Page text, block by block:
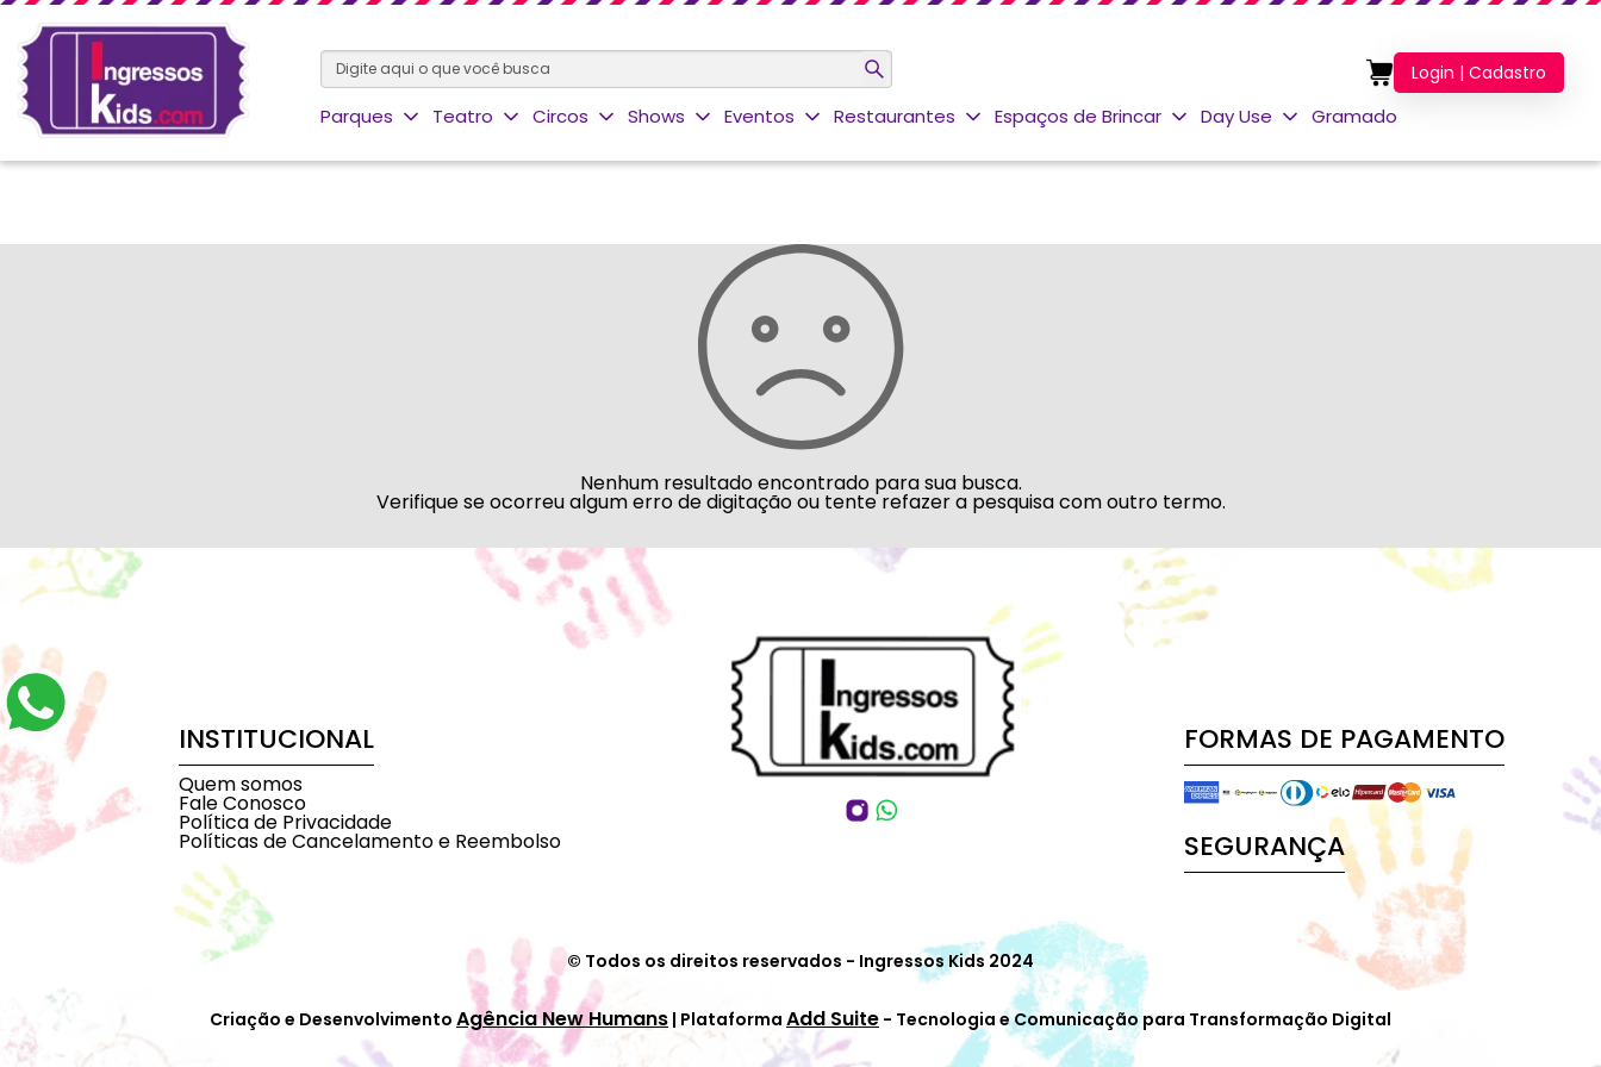
Parques Teatro Circos Shows Eventos Restaurantes Espaços de Brincar Day Use Gramado
Login | Cadastro
Nenhum resultado encontrado para sua busca.
Verifique se ocorreu algum erro de digitação ou tente refazer a pesquisa com outro termo.
INSTITUCIONAL
Quem somos
Fale Conosco
Política de Privacidade
Políticas de Cancelamento e Reembolso
FORMAS DE PAGAMENTO
SEGURANÇA
© Todos os direitos reservados - Ingressos Kids 2024
Criação e Desenvolvimento Agência New Humans | Plataforma Add Suite - Tecnologia e Comunicação para Transformação Digital